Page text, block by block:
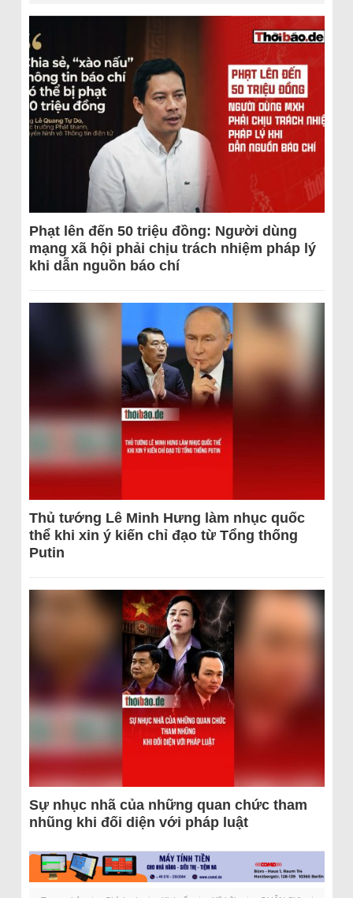
Phạt lên đến 50 triệu đồng: Người dùng
mạng xã hội phải chịu trách nhiệm pháp lý
khi dẫn nguồn báo chí
Thủ tướng Lê Minh Hưng làm nhục quốc
thể khi xin ý kiến chỉ đạo từ Tổng thống
Putin
Sự nhục nhã của những quan chức tham
nhũng khi đối diện với pháp luật